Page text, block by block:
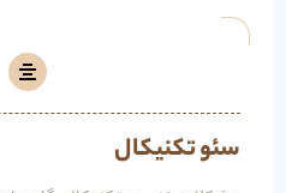
سئو تکنیکال